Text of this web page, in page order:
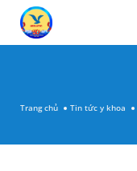
Trang chủ Tin tức y khoa